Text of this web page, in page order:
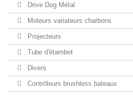
Drive Dog Métal
Moteurs variateurs charbons
Projecteurs
Tube d'étambot
Divers
Contrôleurs brushless bateaux